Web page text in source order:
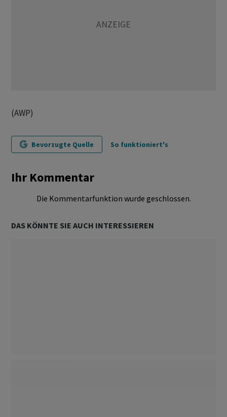
(AWP)
Bevorzugte Quelle So funktioniert's
Ihr Kommentar
Die Kommentarfunktion wurde geschlossen.
DAS KÖNNTE SIE AUCH INTERESSIEREN